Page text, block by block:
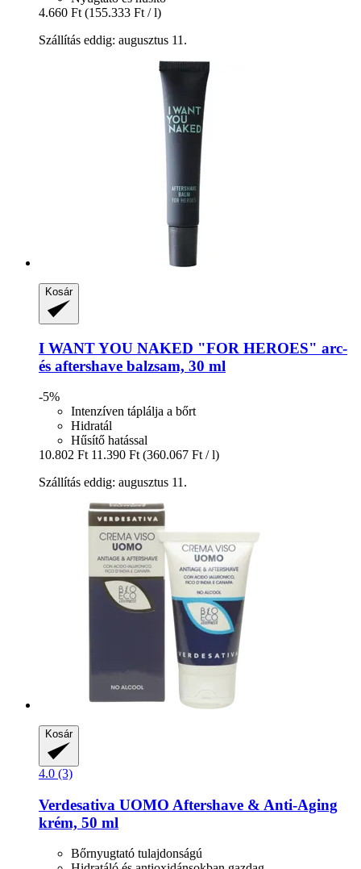
4.660 Ft (155.333 Ft / l)
Szállítás eddig: augusztus 11.
Kosár
I WANT YOU NAKED "FOR HEROES" arc-​
és aftershave balzsam, 30 ml
-5%
Intenzíven táplálja a bőrt
Hidratál
Hűsítő hatással
10.802 Ft 11.390 Ft (360.067 Ft / l)
Szállítás eddig: augusztus 11.
Kosár
4.0 (3)
Verdesativa UOMO Aftershave & Anti-​Aging
krém, 50 ml
Bőrnyugtató tulajdonságú